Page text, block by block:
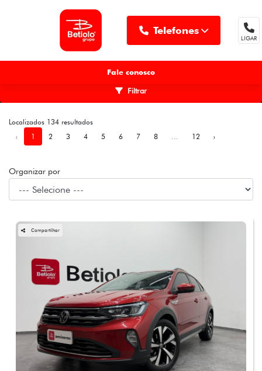
Telefones
LIGAR
Fale conosco
Localizados 134 resultados
‹
1 2 3 4 5 6 7 8 ... 12 ›
Filtrar
Organizar por
Compartilhar